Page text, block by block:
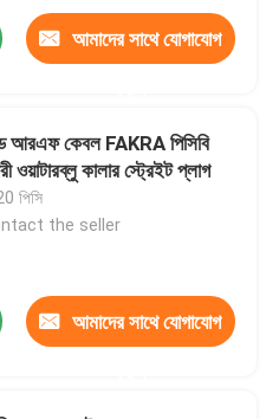
আমাদের সাথে যোগাযোগ
আরএফ কেবল FAKRA পিসিবি
ওয়াটারব্লু কালার স্ট্রেইট প্লাগ
পিসি
the seller
আমাদের সাথে যোগাযোগ